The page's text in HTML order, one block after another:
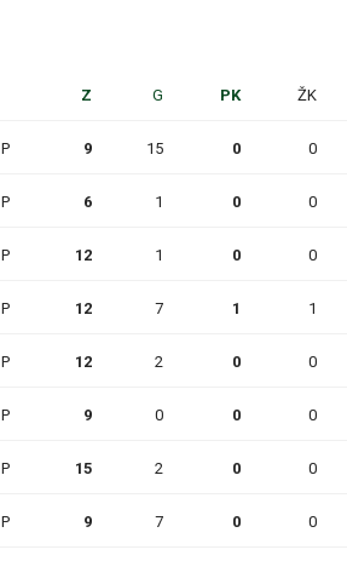
Z G PK ŽK
P 9 15 0 0
P 6 1 0 0
P 12 1 0 0
P 12 7 1 1
P 12 2 0 0
P 9 0 0 0
P 15 2 0 0
P 9 7 0 0